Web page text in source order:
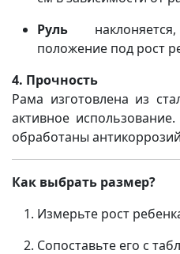
Руль
положение под рост
4. Прочность
Рама изготовлена из
активное
обработаны
Как выбрать размер?
Измерьте рост
Сопоставьте его с